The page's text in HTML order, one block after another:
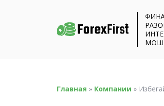
Главная » Компании »